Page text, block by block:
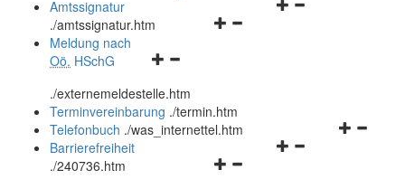
Navigationsmenü
Navigationsmenü
Amtssignatur
./amtssignatur.htm
Navigationsmenü
und
schließen
Meldung nach
Oö. HSchG
./externemeldestelle.htm
Terminvereinbarung ./termin.htm
Navigationsmenü
Telefonbuch ./was_internettel.htm
Navigationsmenü
Barrierefreiheit
./240736.htm